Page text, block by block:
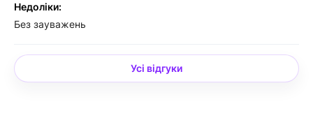
Недоліки:
Без зауважень
Усі відгуки